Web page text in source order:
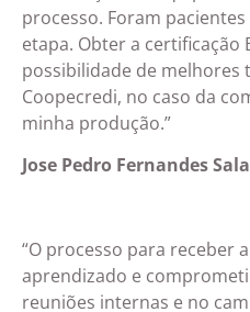
processo. Foram
etapa. Obter a certificação
possibilidade de melhores
Coopecredi, no caso da
minha produção.”
Jose Pedro Fernandes
“O processo para receber
aprendizado e
reuniões internas e no